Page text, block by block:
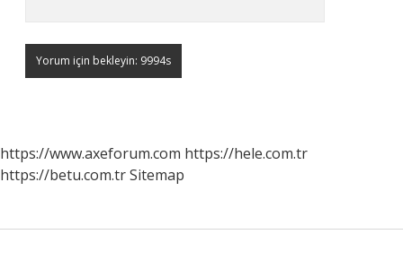
https://www.axeforum.com https://hele.com.tr
https://betu.com.trSitemap